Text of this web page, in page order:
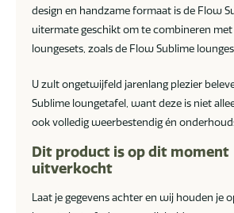
design en handzame formaat is de Flow
uitermate geschikt om te combineren
loungesets, zoals de Flow Sublime
U zult ongetwijfeld jarenlang plezier
Sublime loungetafel, want deze is niet
ook volledig weerbestendig én
Dit product is op dit moment
uitverkocht
Laat je gegevens achter en wij houden je